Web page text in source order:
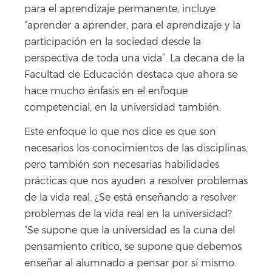
para el aprendizaje permanente, incluye
“aprender a aprender, para el aprendizaje y la
participación en la sociedad desde la
perspectiva de toda una vida”. La decana de la
Facultad de Educación destaca que ahora se
hace mucho énfasis en el enfoque
competencial, en la universidad también.
Este enfoque lo que nos dice es que son
necesarios los conocimientos de las disciplinas,
pero también son necesarias habilidades
prácticas que nos ayuden a resolver problemas
de la vida real. ¿Se está enseñando a resolver
problemas de la vida real en la universidad?
“Se supone que la universidad es la cuna del
pensamiento crítico, se supone que debemos
enseñar al alumnado a pensar por sí mismo.